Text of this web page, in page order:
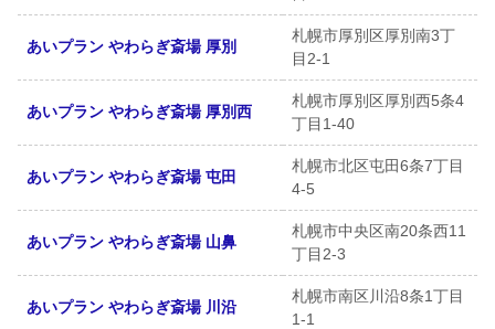
あいプラン やわらぎ斎場 厚別
札幌市厚別区厚別南3丁
目2-1
あいプラン やわらぎ斎場 厚別西
札幌市厚別区厚別西5条4
丁目1-40
あいプラン やわらぎ斎場 屯田
札幌市北区屯田6条7丁目
4-5
あいプラン やわらぎ斎場 山鼻
札幌市中央区南20条西11
丁目2-3
あいプラン やわらぎ斎場 川沿
札幌市南区川沿8条1丁目
1-1